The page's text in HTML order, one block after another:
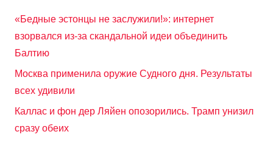
«Бедные эстонцы не заслужили!»: интернет
взорвался из-за скандальной идеи объединить
Балтию
Москва применила оружие Судного дня. Результаты
всех удивили
Каллас и фон дер Ляйен опозорились. Трамп унизил
сразу обеих